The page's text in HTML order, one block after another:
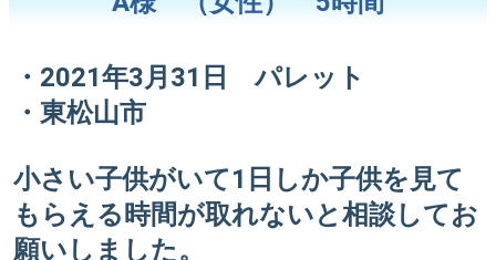
・2021年3月31日 パレット
・東松山市
小さい子供がいて1日しか子供を見て
もらえる時間が取れないと相談してお
願いしました。